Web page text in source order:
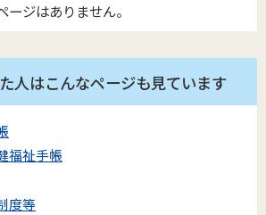
ジはありません。
人はこんなページも見ています
福祉手帳
度等